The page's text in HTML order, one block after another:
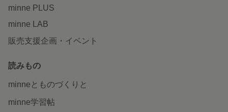
minne PLUS
minne LAB
販売支援企画・イベント
読みもの
minneとものづくりと
minne学習帖